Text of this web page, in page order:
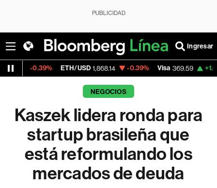
PUBLICIDAD
Ingresar
ETH/USD 1,868.14 -0.39% Visa 369.59 +1.07%
NEGOCIOS
Kaszek lidera ronda para
startup brasileña que
está reformulando los
mercados de deuda